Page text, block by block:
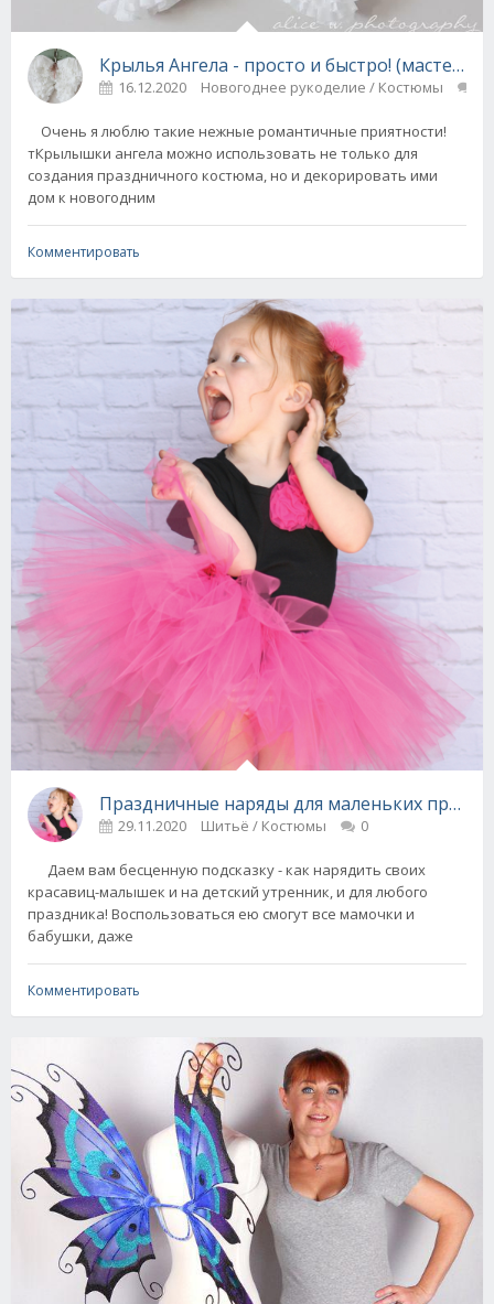
Крылья Ангела - просто и быстро! (мастер-
16.12.2020 Новогоднее рукоделие / Костюмы
Очень я люблю такие нежные романтичные приятности!
тКрылышки ангела можно использовать не только для
создания праздничного костюма, но и декорировать ими
дом к новогодним
Комментировать
Праздничные наряды для маленьких
29.11.2020 Шитьё / Костюмы 0
Даем вам бесценную подсказку - как нарядить своих
красавиц-малышек и на детский утренник, и для любого
праздника! Воспользоваться ею смогут все мамочки и
бабушки, даже
Комментировать